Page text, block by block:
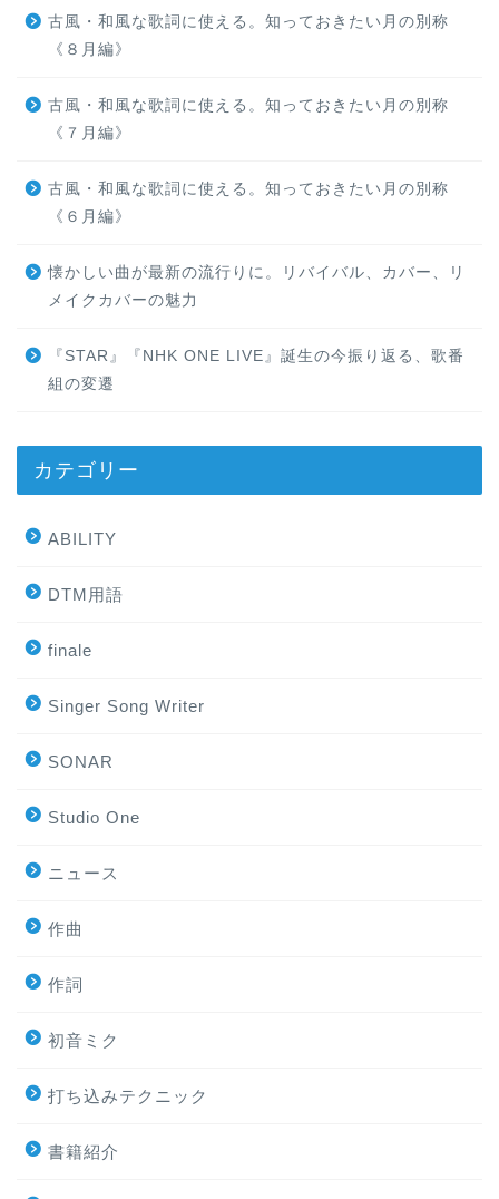
古風・和風な歌詞に使える。知っておきたい月の別称
《８月編》
古風・和風な歌詞に使える。知っておきたい月の別称
《７月編》
古風・和風な歌詞に使える。知っておきたい月の別称
《６月編》
懐かしい曲が最新の流行りに。リバイバル、カバー、リ
メイクカバーの魅力
『STAR』『NHK ONE LIVE』誕生の今振り返る、歌番
組の変遷
カテゴリー
ABILITY
DTM用語
finale
Singer Song Writer
SONAR
Studio One
ニュース
作曲
作詞
初音ミク
打ち込みテクニック
書籍紹介